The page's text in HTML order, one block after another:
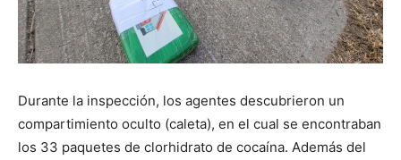
Durante la inspección, los agentes descubrieron un
compartimiento oculto (caleta), en el cual se encontraban
los 33 paquetes de clorhidrato de cocaína. Además del